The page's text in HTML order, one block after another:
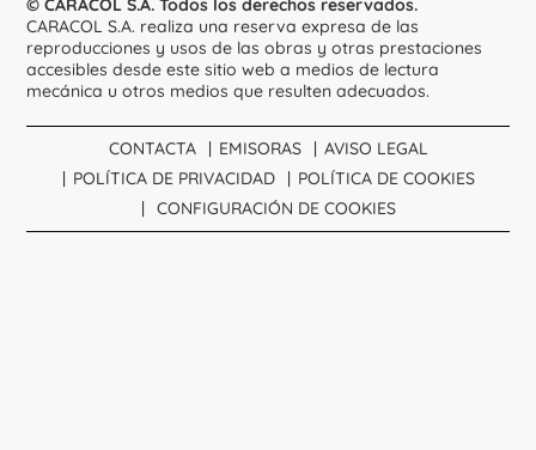
© CARACOL S.A. Todos los derechos reservados.
CARACOL S.A. realiza una reserva expresa de las
reproducciones y usos de las obras y otras prestaciones
accesibles desde este sitio web a medios de lectura
mecánica u otros medios que resulten adecuados.
CONTACTA EMISORAS
AVISO LEGAL
POLÍTICA DE PRIVACIDAD
POLÍTICA DE COOKIES
CONFIGURACIÓN DE COOKIES